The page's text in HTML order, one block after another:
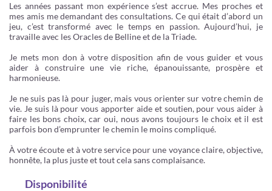
Les années passant mon expérience s’est accrue. Mes proches et
mes amis me demandant des consultations. Ce qui était d’abord un
jeu, c’est transformé avec le temps en passion. Aujourd’hui, je
travaille avec les Oracles de Belline et de la Triade.
Je mets mon don à votre disposition afin de vous guider et vous
aider à construire une vie riche, épanouissante, prospère et
harmonieuse.
Je ne suis pas là pour juger, mais vous orienter sur votre chemin de
vie. Je suis là pour vous apporter aide et soutien, pour vous aider à
faire les bons choix, car oui, nous avons toujours le choix et il est
parfois bon d’emprunter le chemin le moins compliqué.
À votre écoute et à votre service pour une voyance claire, objective,
honnête, la plus juste et tout cela sans complaisance.
Disponibilité